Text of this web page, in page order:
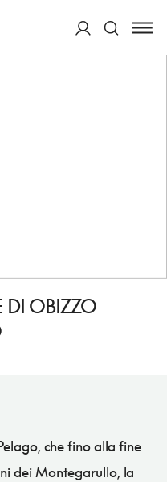
DI OBIZZO
che fino alla fine
dei Montegarullo, la